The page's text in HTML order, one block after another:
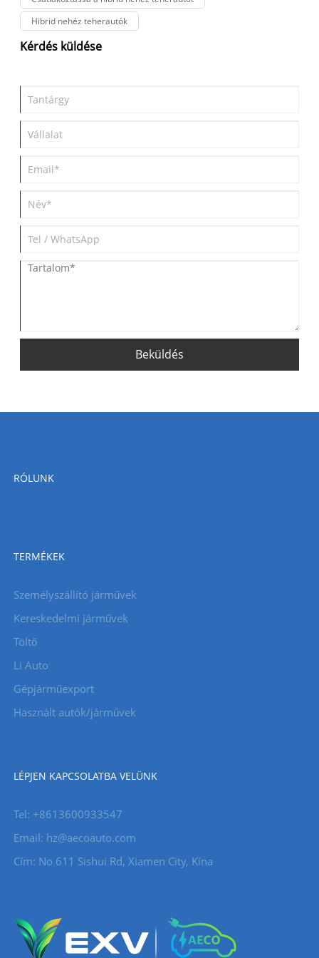
zökkenőmentes felhasználói élmény lehetővé tételében.
Hibrid nehéz teherautók
Kérdés küldése
Beküldés
RÓLUNK
TERMÉKEK
Személyszállító járművek
Kereskedelmi járművek
Töltő
Li Auto
Gépjárműexport
Használt autók/járművek
LÉPJEN KAPCSOLATBA VELÜNK
Tel: +8613600933547
Email: hz@aecoauto.com
Cím: No 611 Sishui Rd, Xiamen City, Kína